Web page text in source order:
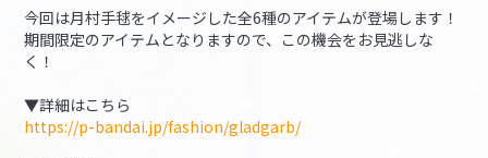
今回は月村手毬をイメージした全6種のアイテムが登場します！
期間限定のアイテムとなりますので、この機会をお見逃しな
く！
▼詳細はこちら
https://p-bandai.jp/fashion/gladgarb/